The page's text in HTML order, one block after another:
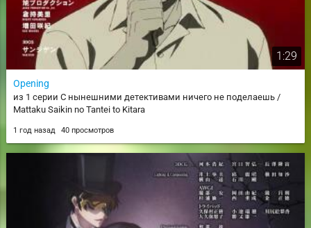
1:29
Opening
из 1 серии С нынешними детективами ничего не поделаешь /
Mattaku Saikin no Tantei to Kitara
1 год назад 40 просмотров